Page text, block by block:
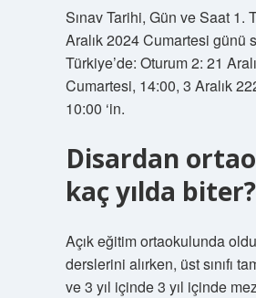
Sınav Tarihi, Gün ve Saat 1.
Aralık 2024 Cumartesi günü
Türkiye’de: Oturum 2: 21
Cumartesi, 14:00, 3 Aralık
10:00 ‘in.
Disardan
kaç yılda biter?
Açık eğitim ortaokulunda
derslerini alırken, üst sınıfı
ve 3 yıl içinde 3 yıl içinde